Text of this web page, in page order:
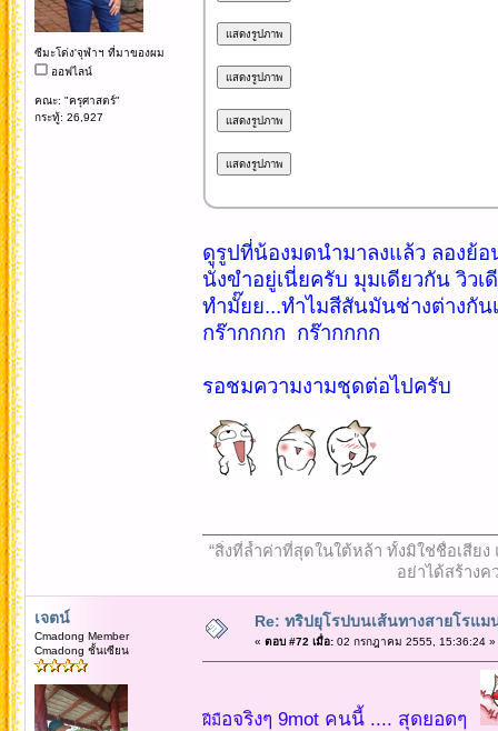
ซีมะโด่ง'จุฬาฯ ที่มาของผม
ออฟไลน์
คณะ: "ครุศาสตร์"
กระทู้: 26,927
ดูรูปที่น้องมดนำมาลงแล้ว ลองย้
นั่งขำอยู่เนี่ยครับ มุมเดียวกัน วิวเ
ทำมั๊ยย...ทำไมสีสันมันช่างต่างกัน
กร๊ากกกก กร๊ากกกก
รอชมความงามชุดต่อไปครับ
“สิ่งที่ล้ำค่าที่สุดในใต้หล้า ทั้งมิใช่ชื่อเสีย
อย่าได้สร้างค
เจตน์
Cmadong Member
Cmadong ชั้นเซียน
Re: ทริปยุโรปบนเส้นทางสายโรแม
« ตอบ #72 เมื่อ:02 กรกฎาคม 2555, 15:36:24 »
ฝีมือจริงๆ 9mot คนนี้ .... สุดยอดๆ